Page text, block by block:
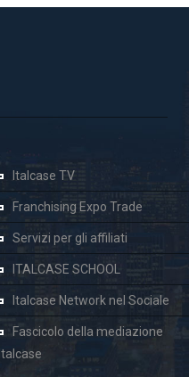
Italcase TV
Franchising Expo Trade
Servizi per gli affiliati
ITALCASE SCHOOL
Italcase Network nel Sociale
Fascicolo della mediazione
Italcase